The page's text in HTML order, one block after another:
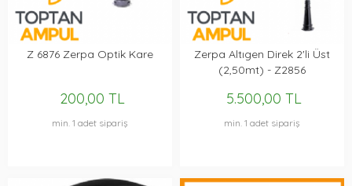
Z 6876 Zerpa Optik Kare
200,00 TL
min. 1 adet sipariş
Zerpa Altıgen Direk 2'li Üst
(2,50mt) - Z2856
5.500,00 TL
min. 1 adet sipariş